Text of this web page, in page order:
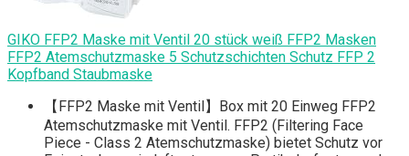
GIKO FFP2 Maske mit Ventil 20 stück weiß FFP2 Masken
FFP2 Atemschutzmaske 5 Schutzschichten Schutz FFP 2
Kopfband Staubmaske
【FFP2 Maske mit Ventil】Box mit 20 Einweg FFP2
Atemschutzmaske mit Ventil. FFP2 (Filtering Face
Piece - Class 2 Atemschutzmaske) bietet Schutz vor